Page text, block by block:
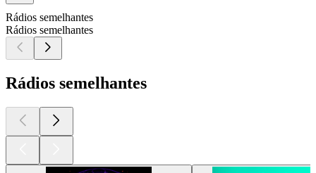
Rádios semelhantes
Rádios semelhantes
Rádios semelhantes